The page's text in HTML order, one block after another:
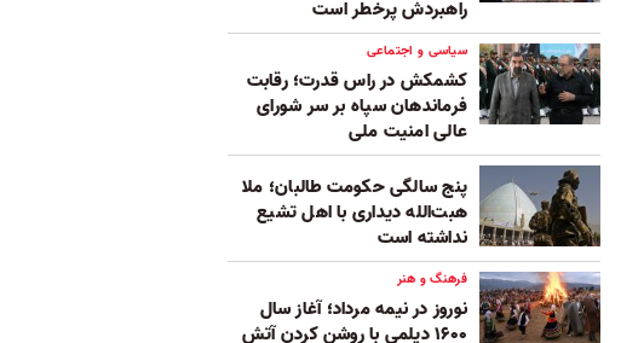
راهبردش پرخطر است
سیاسی و اجتماعی
کشمکش در راس قدرت؛ رقابت
فرماندهان سپاه بر سر شورای
عالی امنیت ملی
پنج‌ سالگی حکومت طالبان؛ ملا
هبت‌الله دیداری با اهل تشیع
نداشته است
فرهنگ و هنر
نوروز در نیمه مرداد؛ آغاز سال
۱۶۰۰ دیلمی با روشن کردن آتش